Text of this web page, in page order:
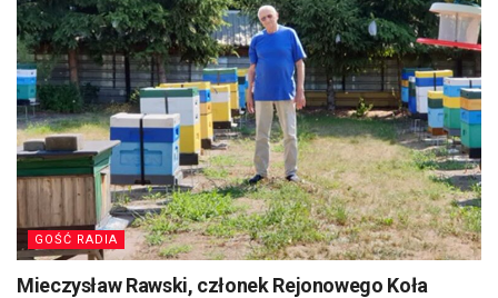
GOŚĆ RADIA
Mieczysław Rawski, członek Rejonowego Koła